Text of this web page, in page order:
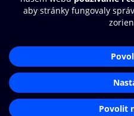
© O2 Czech Republic a.s.
Přístupnost
Zásady zpracování osobních
Nastavení cookies
Čti a